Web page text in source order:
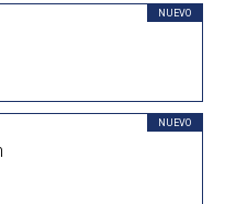
NUEVO
NUEVO